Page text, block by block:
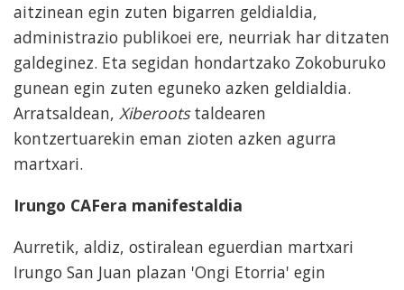
aitzinean egin zuten bigarren geldialdia,
administrazio publikoei ere, neurriak har ditzaten
galdeginez. Eta segidan hondartzako Zokoburuko
gunean egin zuten eguneko azken geldialdia.
Arratsaldean, Xiberootstaldearen
kontzertuarekin eman zioten azken agurra
martxari.
Irungo CAFera manifestaldia
Aurretik, aldiz, ostiralean eguerdian martxari
Irungo San Juan plazan 'Ongi Etorria' egin